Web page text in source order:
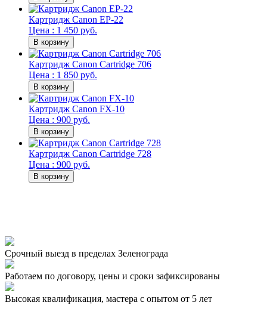
Картридж Canon EP-22
Цена : 1 450 руб.
Картридж Canon Cartridge 706
Цена : 1 850 руб.
Картридж Canon FX-10
Цена : 900 руб.
Картридж Canon Cartridge 728
Цена : 900 руб.
Срочный выезд в пределах Зеленограда
Работаем по договору, цены и сроки зафиксированы
Высокая квалификация, мастера с опытом от 5 лет